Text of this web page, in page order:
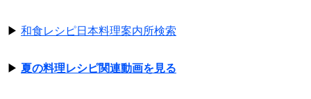
▶ 和食レシピ日本料理案内所検索
▶ 夏の料理レシピ関連動画を見る